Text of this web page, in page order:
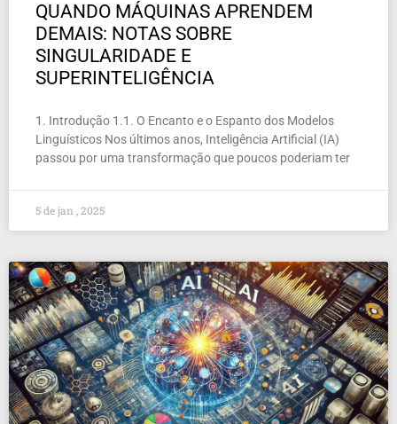
QUANDO MÁQUINAS APRENDEM
DEMAIS: NOTAS SOBRE
SINGULARIDADE E
SUPERINTELIGÊNCIA
1. Introdução 1.1. O Encanto e o Espanto dos Modelos
Linguísticos Nos últimos anos, Inteligência Artificial (IA)
passou por uma transformação que poucos poderiam ter
5 de jan , 2025